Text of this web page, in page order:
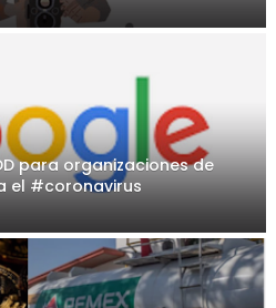
para organizaciones de
el #coronavirus